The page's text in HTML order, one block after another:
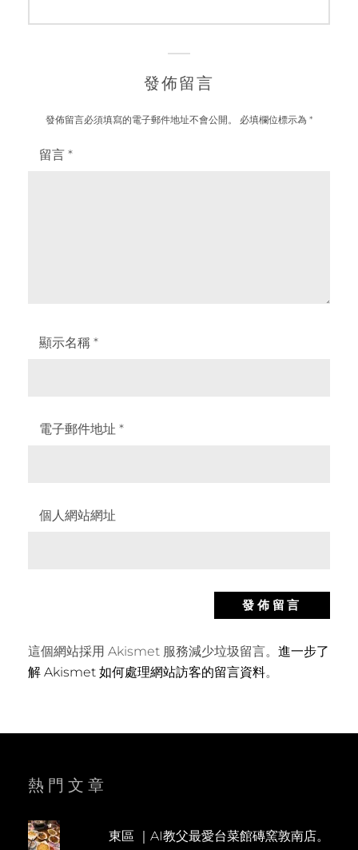
覽
發佈留言
發佈留言必須填寫的電子郵件地址不會公開。 必填欄位標示為 *
留言 *
顯示名稱 *
電子郵件地址 *
個人網站網址
這個網站採用 Akismet 服務減少垃圾留言。 進一步了
解 Akismet 如何處理網站訪客的留言資料。
熱門文章
東區 ｜AI教父最愛台菜館磚窯敦南店。